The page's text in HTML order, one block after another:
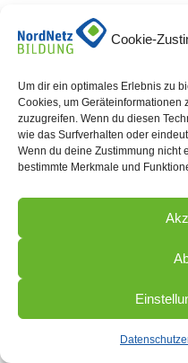
Cookie-
Um dir ein optimales Erlebnis zu
Cookies, um Geräteinformationen
zuzugreifen. Wenn du diesen
wie das Surfverhalten oder
Wenn du deine Zustimmung nicht
bestimmte Merkmale und
Beratungsnetzes
freuen wir uns sehr!
Zurück zur Übersicht